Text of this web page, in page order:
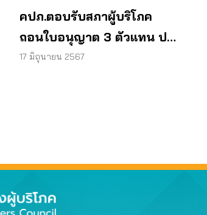
คปภ.ตอบรับสภาผู้บริโภค
ถอนใบอนุญาต 3 ตัวแทน ปม
การบ้านเด็กแฝงขายประกัน
17 มิถุนายน 2567